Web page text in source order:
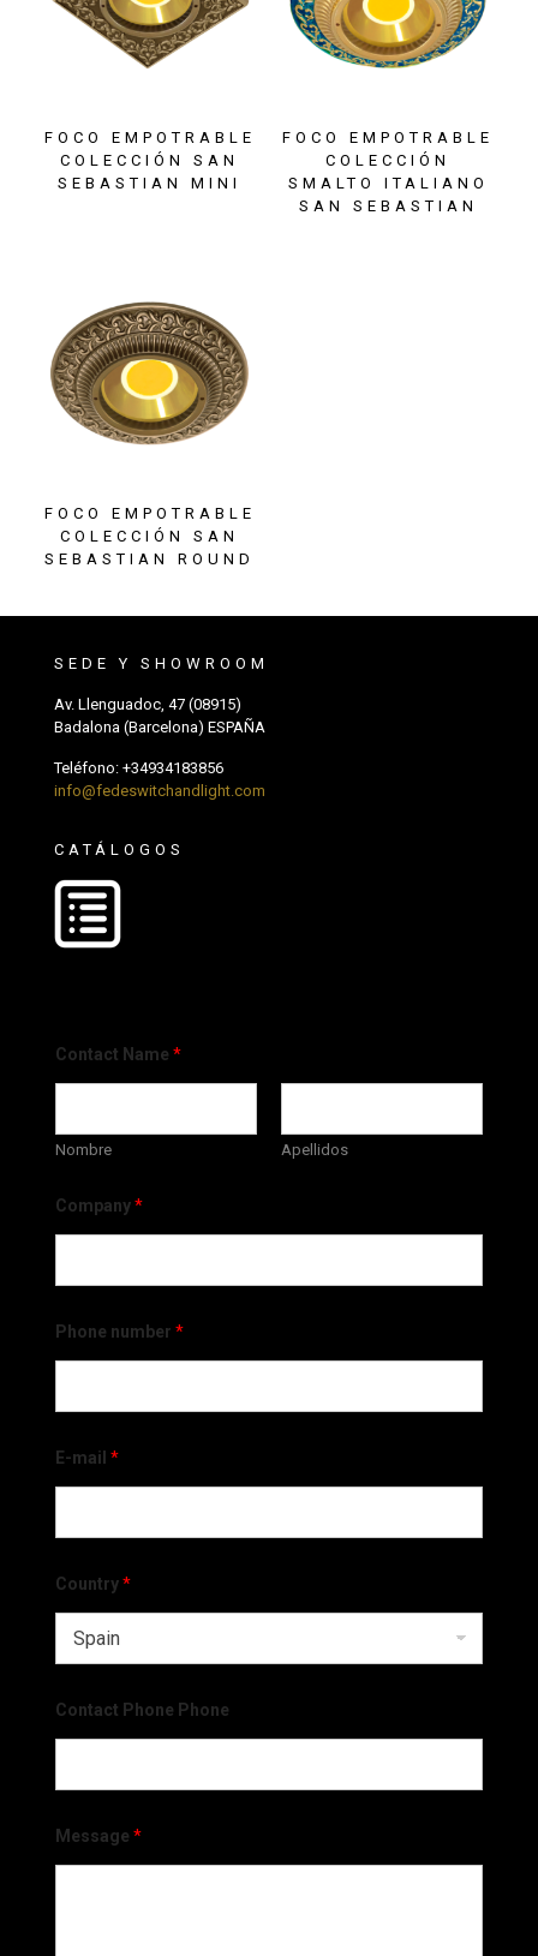
FOCO EMPOTRABLE
COLECCIÓN SAN
SEBASTIAN MINI
FOCO EMPOTRABLE
COLECCIÓN
SMALTO ITALIANO
SAN SEBASTIAN
FOCO EMPOTRABLE
COLECCIÓN SAN
SEBASTIAN ROUND
SEDE Y SHOWROOM
Av. Llenguadoc, 47 (08915)
Badalona (Barcelona) ESPAÑA
Teléfono: +34934183856
info@fedeswitchandlight.com
CATÁLOGOS
Contact Name *
Nombre Apellidos
Company*
Phone number *
E-mail *
Country*
Contact Phone Phone
Message *